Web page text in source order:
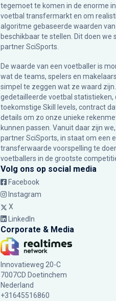
tegemoet te komen in de enorme
voetbal transfermarkt en om
algoritme gebaseerde waarden
beschikbaar te stellen. Dit doen we
partnerSciSports
De waarde van een voetballer is
wat de teams, spelers en
simpel te zeggen wat ze waard
gedetailleerde voetbal statistieken,
toekomstige Skill levels, contract
details om zo onze unieke
kunnen passen. Vanuit daar zijn
partner SciSports, in staat om een
transferwaarde voorspelling te
voetballers in de grootste
Volg ons op social media
Facebook
Instagram
X
LinkedIn
Corporate & Media
Innovatieweg 20-C
7007CD Doetinchem
Nederland
+31645516860